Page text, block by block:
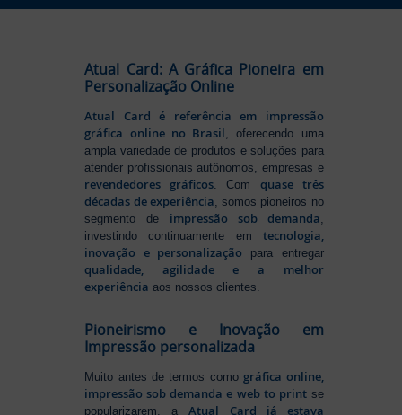
Atual Card: A Gráfica Pioneira em
Personalização Online
Atual Card é referência em impressão
gráfica online no Brasil , oferecendo uma
ampla variedade de produtos e soluções para
atender profissionais autônomos, empresas e
revendedores gráficos. Comquase três
décadas de experiência , somos pioneiros no
segmento de impressão sob demanda
investindo continuamente em tecnologia,
inovação e personalização para entregar
qualidade, agilidade e a melhor
experiência aos nossos clientes.
Pioneirismo e Inovação em
Impressão personalizada
Muito antes de termos como gráfica online,
impressão sob demanda e web to printse
popularizarem, aAtual Card já estava